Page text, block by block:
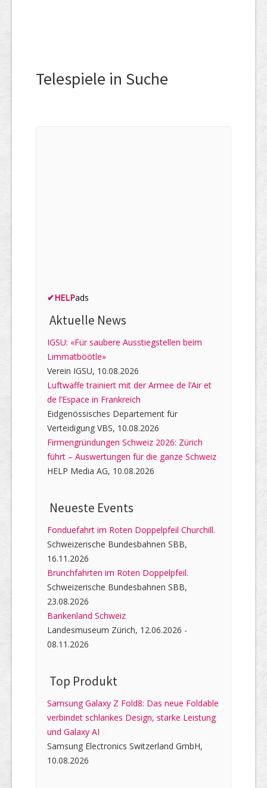
Telespiele in Suche
✔HELPads
Aktuelle News
IGSU: «Für saubere Ausstiegstellen beim
Limmatböötle»
Verein IGSU, 10.08.2026
Luftwaffe trainiert mit der Armee de l’Air et
de l’Espace in Frankreich
Eidgenössisches Departement für
Verteidigung VBS, 10.08.2026
Firmengründungen Schweiz 2026: Zürich
führt – Auswertungen für die ganze Schweiz
HELP Media AG, 10.08.2026
Neueste Events
Fonduefahrt im Roten Doppelpfeil Churchill.
Schweizerische Bundesbahnen SBB,
16.11.2026
Brunchfahrten im Roten Doppelpfeil.
Schweizerische Bundesbahnen SBB,
23.08.2026
Bankenland Schweiz
Landesmuseum Zürich, 12.06.2026 -
08.11.2026
Top Produkt
Samsung Galaxy Z Fold8: Das neue Foldable
verbindet schlankes Design, starke Leistung
und Galaxy AI
Samsung Electronics Switzerland GmbH,
10.08.2026